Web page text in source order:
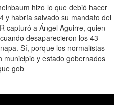
hizo lo que debió hacer
y habría salvado su mandato del
capturó a Ángel Aguirre, quien
desaparecieron los 43
Sí, porque los normalistas
municipio y estado gobernados
gob